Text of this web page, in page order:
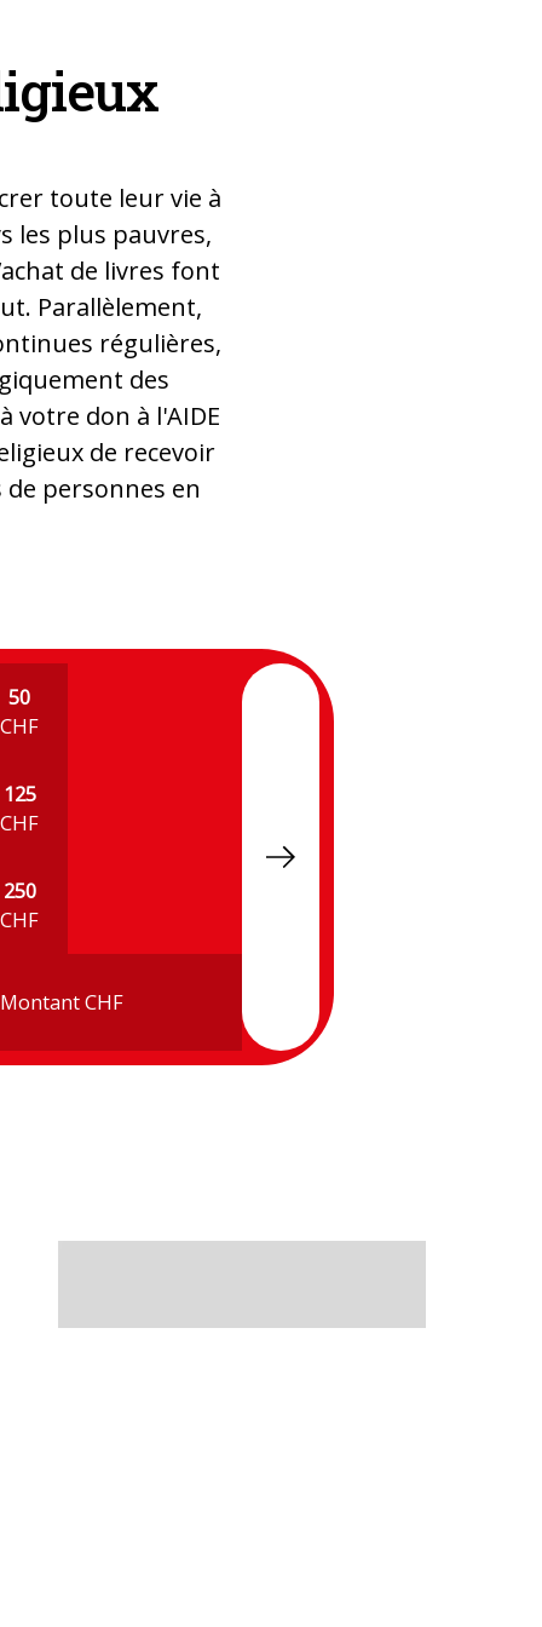
toute leur vie à
les plus pauvres,
de livres font
Parallèlement,
régulières,
des
votre don à l'AIDE
de recevoir
personnes en
50
CHF
125
CHF
250
CHF